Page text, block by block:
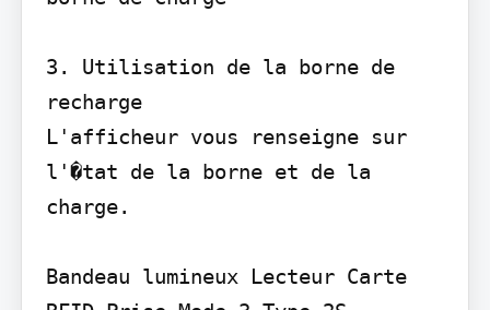
3. Utilisation de la borne de
recharge
L'afficheur vous renseigne sur
l'�tat de la borne et de la
charge.
Bandeau lumineux Lecteur Carte